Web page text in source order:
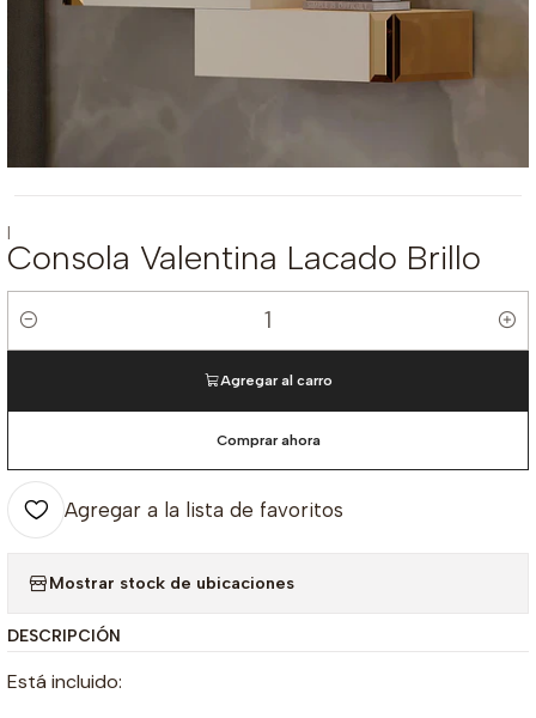
|
Consola Valentina Lacado Brillo
Cantidad
Agregar al carro
Comprar ahora
Agregar a la lista de favoritos
Mostrar stock de ubicaciones
DESCRIPCIÓN
Está incluido: